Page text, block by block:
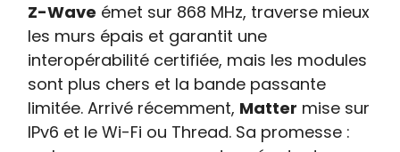
Z-Wave émet sur 868 MHz, traverse mieux
les murs épais et garantit une
interopérabilité certifiée, mais les modules
sont plus chers et la bande passante
limitée. Arrivé récemment, Matter mise sur
IPv6 et le Wi-Fi ou Thread. Sa promesse :